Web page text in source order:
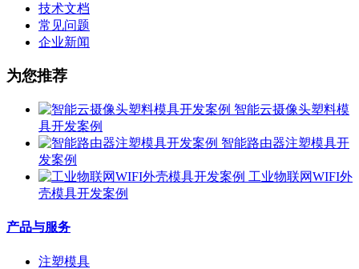
技术文档
常见问题
企业新闻
为您推荐
智能云摄像头塑料模
具开发案例
智能路由器注塑模具开
发案例
工业物联网WIFI外
壳模具开发案例
产品与服务
注塑模具